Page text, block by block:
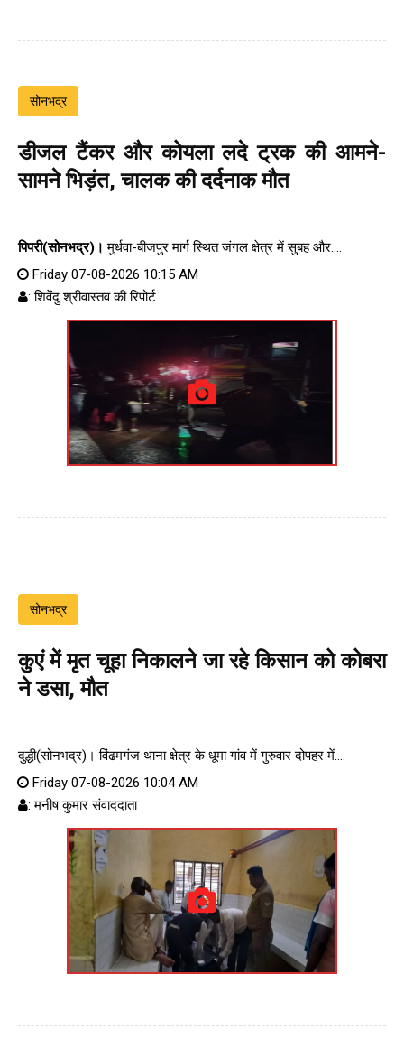
सोनभद्र
डीजल टैंकर और कोयला लदे ट्रक की आमने-
सामने भिड़ंत, चालक की दर्दनाक मौत
पिपरी(सोनभद्र)। मुर्धवा-बीजपुर मार्ग स्थित जंगल क्षेत्र में सुबह और....
Friday 07-08-2026 10:15 AM
: शिवेंदु श्रीवास्तव की रिपोर्ट
सोनभद्र
कुएं में मृत चूहा निकालने जा रहे किसान को कोबरा
ने डसा, मौत
दुद्धी(सोनभद्र)। विंढमगंज थाना क्षेत्र के धूमा गांव में गुरुवार दोपहर में....
Friday 07-08-2026 10:04 AM
: मनीष कुमार संवाददाता